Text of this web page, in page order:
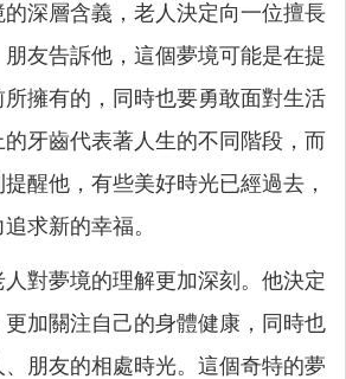
深層含義，老人決定向一位擅長
友告訴他，這個夢境可能是在提
擁有的，同時也要勇敢面對生活
牙齒代表著人生的不同階段，而
醒他，有些美好時光已經過去，
求新的幸福。
對夢境的理解更加深刻。他決定
加關注自己的身體健康，同時也
朋友的相處時光。這個奇特的夢